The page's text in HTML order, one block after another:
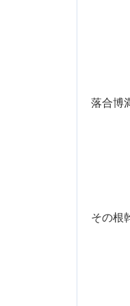
落合博
その根